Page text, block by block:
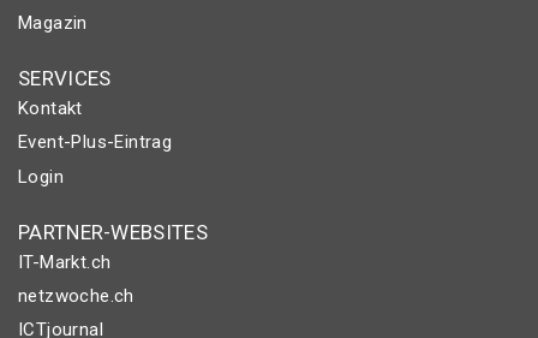
Magazin
SERVICES
Kontakt
Event-Plus-Eintrag
Login
PARTNER-WEBSITES
IT-Markt.ch
netzwoche.ch
ICTjournal